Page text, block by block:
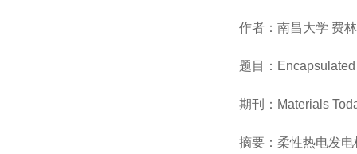
作者：南昌大学 费
题目：
期刊：Materials
摘要：柔性热电